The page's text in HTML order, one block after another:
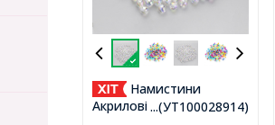
...(УТ100028914)
Намистини
Акрилові Прозорі,